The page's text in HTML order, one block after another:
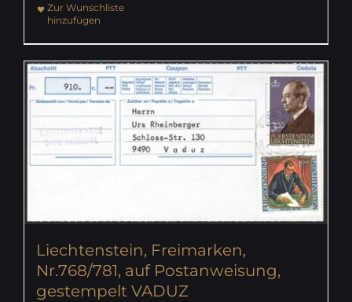
Zur Wunschliste
hinzufügen
Liechtenstein, Freimarken,
Nr.768/781, auf Postanweisung,
gestempelt VADUZ